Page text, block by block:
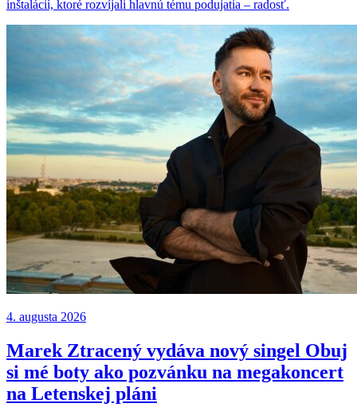
inštalácií, ktoré rozvíjali hlavnú tému podujatia – radosť.
4. augusta 2026
Marek Ztracený vydáva nový singel Obuj
si mé boty ako pozvánku na megakoncert
na Letenskej pláni